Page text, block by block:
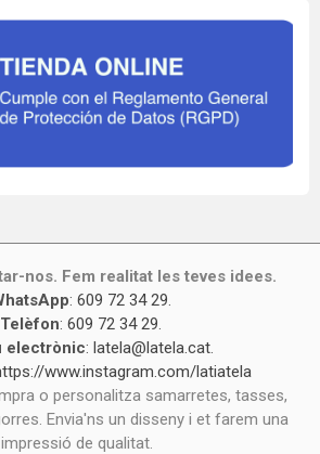
nos. Fem realitat les teves idees.
: 609 72 34 29.
Telèfon: 609 72 34 29.
electrònic: latela@latela.cat.
www.instagram.com/latiatela
o personalitza samarretes, tasses,
Envia'ns un disseny i et farem una
impressió de qualitat.